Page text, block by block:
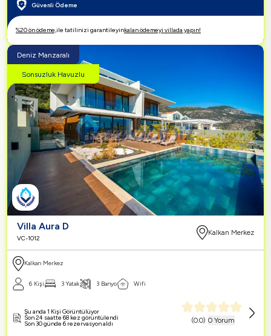
Güvenli Ödeme
%20 ön ödeme,ile tatilinizi garantileyinkalan ödemeyi villada yapın!
Deniz Manzaralı
Sonsuzluk Havuzlu
Villa Aura D
VC-1012
Kalkan Merkez
Kalkan Merkez
6 Kişi 3 Yatak 3 Banyo Wifi
(0.0) 0 Yorum
Şu anda 1 Kişi Görüntülüyor
Son 24 saatte 68 kez görüntülendi
Son 30 günde 6 rezervasyon aldı